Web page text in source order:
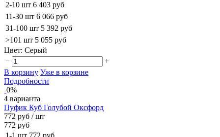
2-10 шт 6 403 руб
11-30 шт 6 066 руб
31-100 шт 5 392 руб
>101 шт 5 055 руб
Цвет: Серый
−
+
В корзину Уже в корзине
Подробности
0%
4 варианта
Пуфик Куб Голубой Оксфорд
772 руб / шт
772 руб
1-1 шт 772 руб